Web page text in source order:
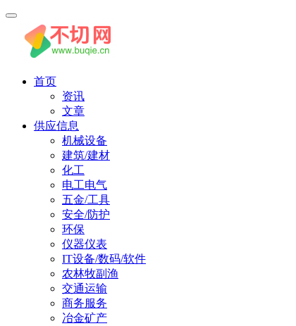
首页
资讯
文章
供应信息
机械设备
建筑/建材
化工
电工电气
五金/工具
安全/防护
环保
仪器仪表
IT设备/数码/软件
农林牧副渔
交通运输
商务服务
冶金矿产